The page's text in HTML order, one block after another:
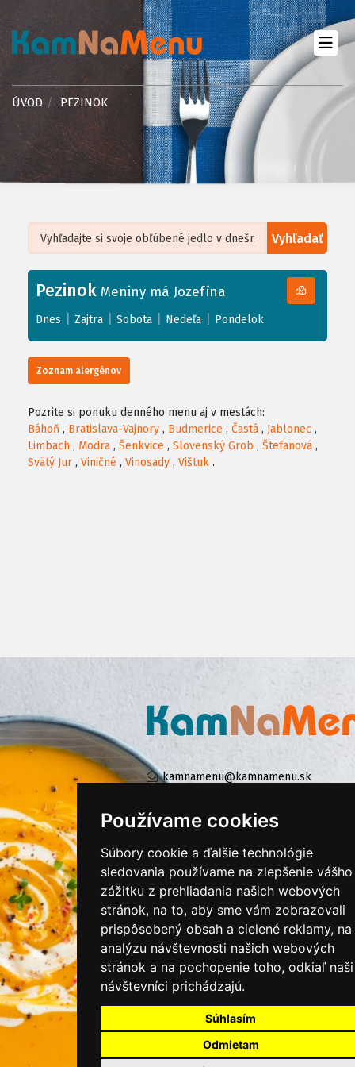
Používame cookies
Súbory cookie a ďalšie technológie
sledovania používame na zlepšenie vášho
zážitku z prehliadania našich webových
stránok, na to, aby sme vám zobrazovali
prispôsobený obsah a cielené reklamy, na
analýzu návštevnosti našich webových
stránok a na pochopenie toho, odkiaľ naši
návštevníci prichádzajú.
Súhlasím
Odmietam
ÚVOD PEZINOK
Vyhľadať
+
−
Leaflet| ©OpenStreetMap, Tiles courtesy ofHumanitarian OpenStreetMap
Pezinok Meniny má Jozefína
Dnes Zajtra Sobota Nedeľa Pondelok
Zoznam alergénov
Pozrite si ponuku denného menu aj v mestách:
Báhoň , Bratislava-Vajnory , Budmerice , Častá , Jablonec ,
Limbach , Modra , Šenkvice , Slovenský Grob , Štefanová ,
Svätý Jur , Viničné , Vinosady , Vištuk .
kamnamenu@kamnamenu.sk
instagram/kamnamenu.sk
KONTAKTUJTE NÁS
PRIHLÁSIŤ SA DO ZÁKAZNÍCKEJ ZÓNY
Všeobecné obchodné podmienky
Ochrana osobných údajov
Moje KamNaMenu